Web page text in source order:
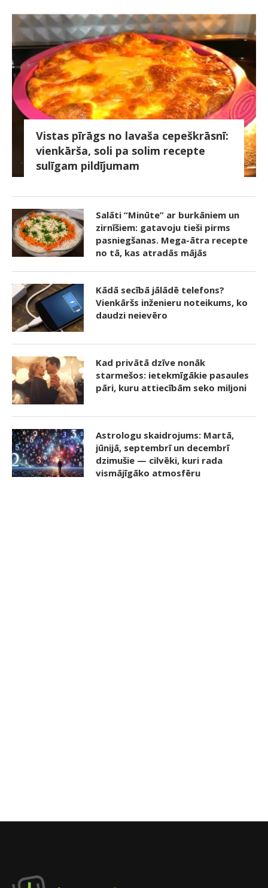
Vistas pīrāgs no lavaša cepeškrāsnī:
vienkārša, soli pa solim recepte
sulīgam pildījumam
Salāti “Minūte” ar burkāniem un
zirnīšiem: gatavoju tieši pirms
pasniegšanas. Mega-ātra recepte
no tā, kas atradās mājās
Kādā secībā jālādē telefons?
Vienkāršs inženieru noteikums, ko
daudzi neievēro
Kad privātā dzīve nonāk
starmešos: ietekmīgākie pasaules
pāri, kuru attiecībām seko miljoni
Astrologu skaidrojums: Martā,
jūnijā, septembrī un decembrī
dzimušie — cilvēki, kuri rada
vismājīgāko atmosfēru